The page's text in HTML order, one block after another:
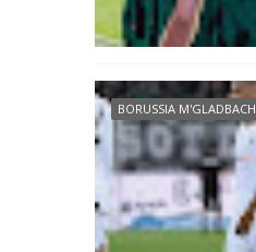
BORUSSIA M'GLADBACH